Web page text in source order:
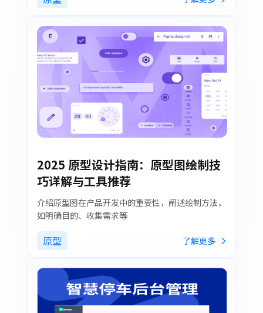
2025 原型设计指南：原型图绘制技
巧详解与工具推荐
介绍原型图在产品开发中的重要性，阐述绘制方法，
如明确目的、收集需求等
原型 了解更多